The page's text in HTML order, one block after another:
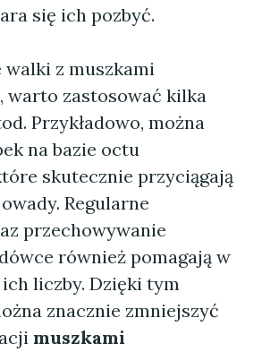
się ich pozbyć.
walki z muszkami
warto zastosować kilka
Przykładowo, można
na bazie octu
skutecznie przyciągają
Regularne
przechowywanie
również pomagają w
liczby. Dzięki tym
znacznie zmniejszyć
muszkami